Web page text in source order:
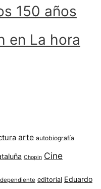
150 años
en La hora
arte autobiografía
Chopin Cine
editorial Eduardo